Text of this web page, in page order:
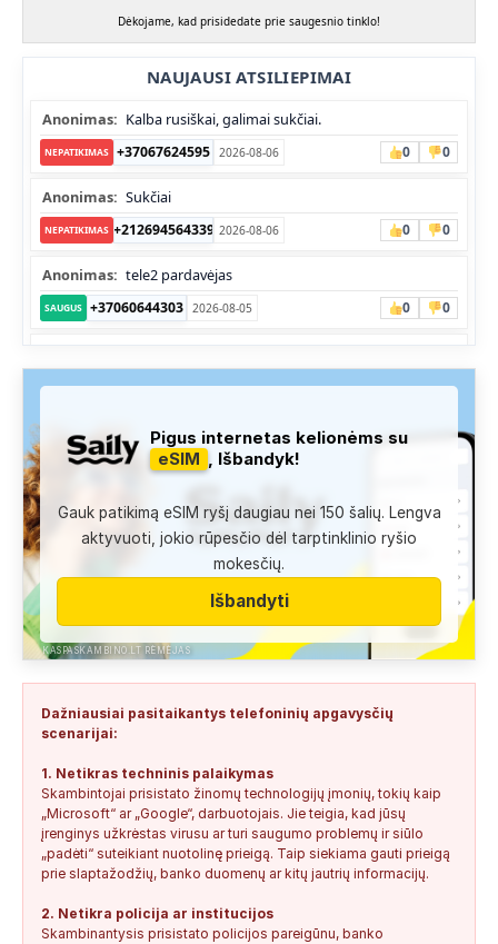
Dėkojame, kad prisidedate prie saugesnio tinklo!
NAUJAUSI ATSILIEPIMAI
Anonimas: Kalba rusiškai, galimai sukčiai.
NEPATIKIMAS +37067624595 2026-08-06 0 0
Anonimas: Sukčiai
NEPATIKIMAS +212694564339 2026-08-06 0 0
Anonimas: tele2 pardavėjas
SAUGUS +37060644303 2026-08-05 0 0
NEPATIKIMAS +37052041945 2026-08-05 0 0
Administracija: Užfiksuota, kad apie šį numerį buvo rašoma
daug teigiamų komentarų...
Anonimas:
Labai gera pagalbininke, konsultavausi ne karta
del teises mokslu
SAUGUS +37060763626 2026-08-04 2
Anonimas: Paskambino kažkokia [vardas paslėptas] ir siūlo
susipažint. Skamba kaip dirbtinio...
Jonas: Vivus.lt
Anonimas: Gauta SMS žinutė: " Moters neturi?
NEPATIKIMAS +37060388940 2026-08-02 0
Keista: Sukčių stacionaraus telefono numeris tiesiog Vilniaus
+37052041945 2026-08-01
KASPASKAMBINO.LT RĖMĖJAS
Pigus internetas kelionėms su
eSIM , Išbandyk!
Gauk patikimą eSIM ryšį daugiau nei 150 šalių. Lengva
aktyvuoti, jokio rūpesčio dėl tarptinklinio ryšio
mokesčių.
Išbandyti
Dažniausiai pasitaikantys telefoninių apgavysčių
scenarijai:
1. Netikras techninis palaikymas
Skambintojai prisistato žinomų technologijų įmonių, tokių kaip
„Microsoft“ ar „Google“, darbuotojais. Jie teigia, kad jūsų
įrenginys užkrėstas virusu ar turi saugumo problemų ir siūlo
„padėti“ suteikiant nuotolinę prieigą. Taip siekiama gauti prieigą
prie slaptažodžių, banko duomenų ar kitų jautrių informacijų.
2. Netikra policija ar institucijos
Skambinantysis prisistato policijos pareigūnu, banko